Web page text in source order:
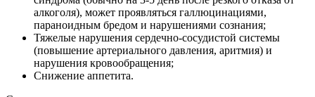
алкоголя), может проявляться галлюцинациями,
параноидным бредом и нарушениями сознания;
Тяжелые нарушения сердечно-сосудистой системы
(повышение артериального давления, аритмия) и
нарушения кровообращения;
Снижение аппетита.